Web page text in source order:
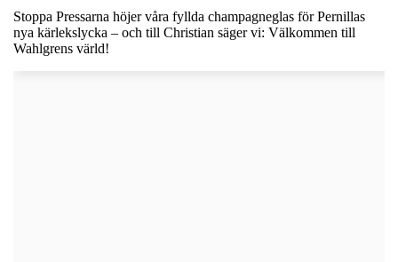
Stoppa Pressarna höjer våra fyllda champagneglas för Pernillas
nya kärlekslycka – och till Christian säger vi: Välkommen till
Wahlgrens värld!